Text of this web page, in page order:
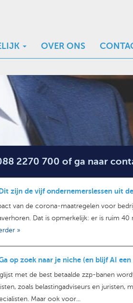
OVER ONS
2270 700 of ga naar
zijn de vijf ondernemerslessen uit
van de corona-maatregelen voor
Dat is opmerkelijk: er is ruim 40
»
op zoek naar je niche (en blijf AI
met de best betaalde zzp-banen
zoals belastingadviseurs en juristen,
Maar ook voor...